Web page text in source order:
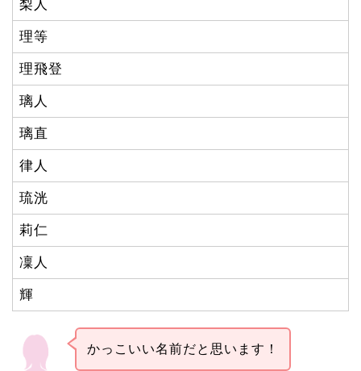
梨人
理等
理飛登
璃人
璃直
律人
琉洸
莉仁
凜人
輝
かっこいい名前だと思います！